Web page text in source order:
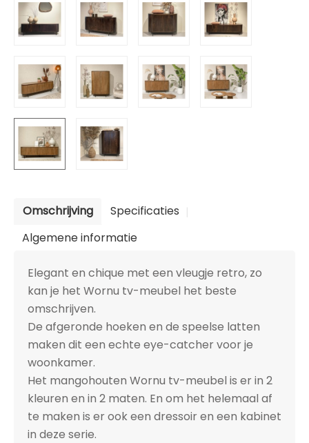
Omschrijving
Specificaties
Algemene informatie
Elegant en chique met een vleugje retro, zo
kan je het Wornu tv-meubel het beste
omschrijven.
De afgeronde hoeken en de speelse latten
maken dit een echte eye-catcher voor je
woonkamer.
Het mangohouten Wornu tv-meubel is er in 2
kleuren en in 2 maten. En om het helemaal af
te maken is er ook een dressoir en een kabinet
in deze serie.